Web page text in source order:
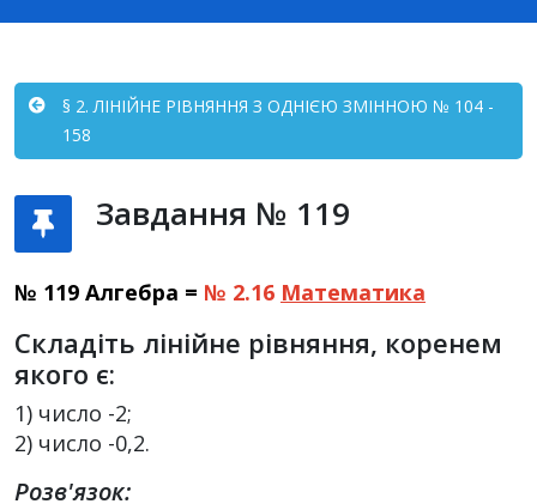
§ 2. ЛІНІЙНЕ РІВНЯННЯ З ОДНІЄЮ ЗМІННОЮ № 104 -
158
Завдання № 119
№ 119 Алгебра = № 2.16 Математика
Складіть лінійне рівняння, коренем
якого є:
1) число -2;
2) число -0,2.
Розв'язок: